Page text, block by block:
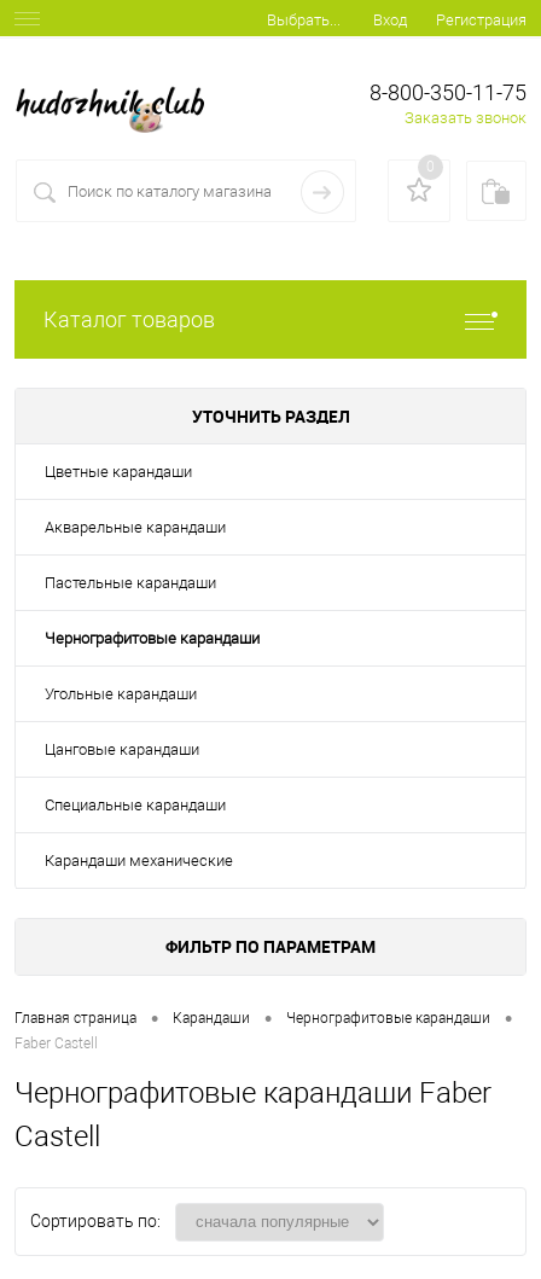
Выбрать... Вход Регистрация
8-800-350-11-75
Заказать звонок
0
Каталог товаров
УТОЧНИТЬ РАЗДЕЛ
Цветные карандаши
Акварельные карандаши
Пастельные карандаши
Чернографитовые карандаши
Угольные карандаши
Цанговые карандаши
Специальные карандаши
Карандаши механические
ФИЛЬТР ПО ПАРАМЕТРАМ
Главная страница • Карандаши • Чернографитовые карандаши •
Faber Castell
Чернографитовые карандаши Faber
Castell
Сортировать по: